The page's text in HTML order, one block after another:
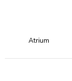
Atrium